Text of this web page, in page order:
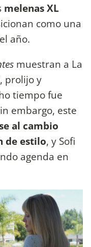
melenas XL
como una
año.
muestran a La
prolijo y
tiempo fue
embargo, este
al cambio
de estilo, y Sofi
agenda en